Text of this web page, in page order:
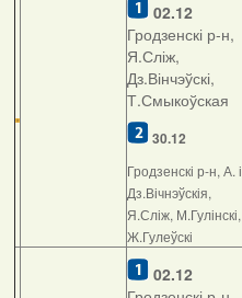
02.12
Гродзенскі р-н,
Я.Сліж,
Дз.Вінчэўскі,
Т.Смыкоўская
30.12
Гродзенскі р-н, А. і
Дз.Вічнэўскія,
Я.Сліж, М.Гулінскі,
Ж.Гулеўскі
02.12